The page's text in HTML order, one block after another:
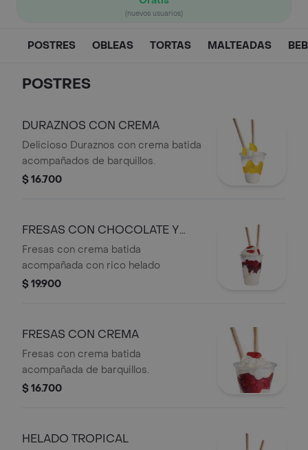
(nuevos usuarios)
POSTRES OBLEAS TORTAS MALTEADAS
POSTRES
DURAZNOS CON CREMA
Delicioso Duraznos con crema batida
acompañados de barquillos.
$ 16.700
FRESAS CON CHOCOLATE Y
HELADO
Fresas con crema batida
acompañada con rico helado
$ 19.900
FRESAS CON CREMA
Fresas con crema batida
acompañada de barquillos.
$ 16.700
HELADO TROPICAL